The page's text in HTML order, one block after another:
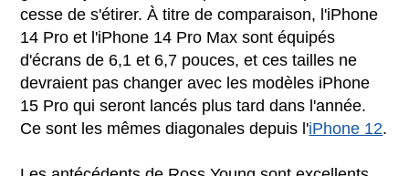
cesse de s'étirer. À titre de comparaison, l'iPhone
14 Pro et l'iPhone 14 Pro Max sont équipés
d'écrans de 6,1 et 6,7 pouces, et ces tailles ne
devraient pas changer avec les modèles iPhone
15 Pro qui seront lancés plus tard dans l'année.
Ce sont les mêmes diagonales depuis l'iPhone 12.